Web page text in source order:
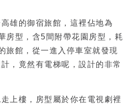
雄的御宿旅館，這裡佔地為
房型，含5間附帶花園房型，耗
旅館，從一進入停車室就發現
，竟然有電梯呢，設計的非常
上樓，房型屬於你在電視劇裡